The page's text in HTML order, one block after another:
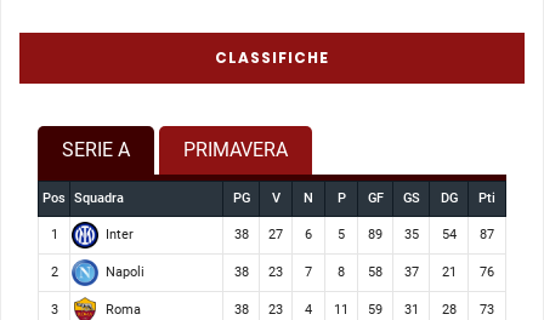
CLASSIFICHE
SERIE A PRIMAVERA
Pos Squadra PG V N P GF GS DG Pti
1 Inter 38 27 6 5 89 35 54 87
2 Napoli 38 23 7 8 58 37 21 76
3 Roma 38 23 4 11 59 31 28 73